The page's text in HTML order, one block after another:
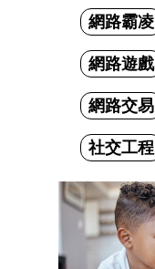
網路霸凌
網路遊戲
網路交易
社交工程